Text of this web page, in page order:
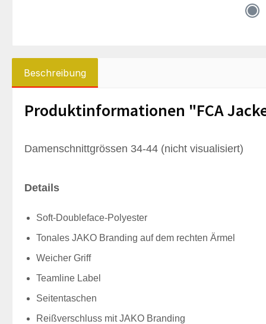
Beschreibung
Produktinformationen "FCA
Damenschnittgrössen 34-44 (nicht visualisiert)
Details
Soft-Doubleface-Polyester
Tonales JAKO Branding auf dem rechten Ärmel
Weicher Griff
Teamline Label
Seitentaschen
Reißverschluss mit JAKO Branding